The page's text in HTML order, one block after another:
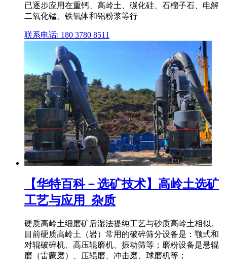
已逐步应用在重钙、高岭土、碳化硅、石榴子石、电解
二氧化锰、铁氧体和铝粉浆等行
联系电话: 180 3780 8511
【华特百科－选矿技术】高岭土选矿
工艺与应用_杂质
硬质高岭土细磨矿后湿法提纯工艺与砂质高岭土相似。
目前硬质高岭土（岩）常用的破碎筛分设备是：颚式和
对辊破碎机、高压辊磨机、振动筛等；磨粉设备是悬辊
磨（雷蒙磨）、压辊磨、冲击磨、球磨机等；